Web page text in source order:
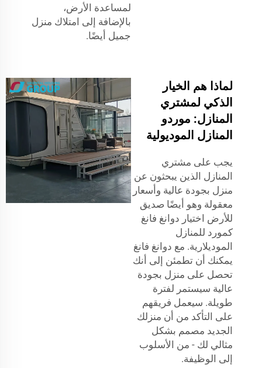
لمساعدة الأرض،
بالإضافة إلى امتلاك منزل
جميل أيضًا.
لماذا هم الخيار
الذكي لمشتري
المنازل: موردو
المنازل الموديولية
يجب على مشتري
المنازل الذين يبحثون عن
منزل بجودة عالية وأسعار
معقولة وهو أيضًا صديق
للأرض اختيار دوانغ فانغ
كمورد للمنازل
الموديلارية. مع دوانغ فانغ
يمكنك أن تطمئن إلى أنك
تحصل على منزل بجودة
عالية سيستمر لفترة
طويلة. سيعمل فريقهم
على التأكد من أن منزلك
الجديد مصمم بشكل
مثالي لك - من الأسلوب
إلى الوظيفة.